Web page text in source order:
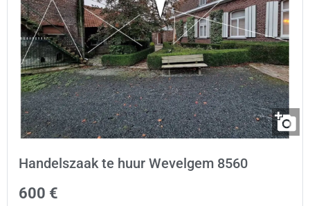
Handelszaak te huur Wevelgem 8560
600 €